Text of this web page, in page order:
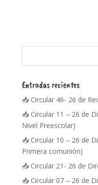
Entradas recientes
📥 Circular 46- 26 de
📥 Circular 11 – 26 de
Nivel Preescolar)
📥 Circular 10 – 26 de
Primera comunión)
📥 Circular 21- 26 de
📥 Circular 07 – 26 de